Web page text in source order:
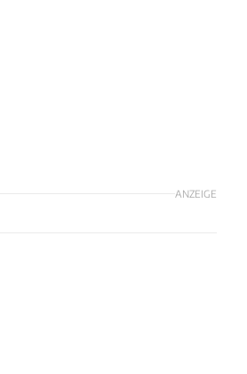
ANZEIGE